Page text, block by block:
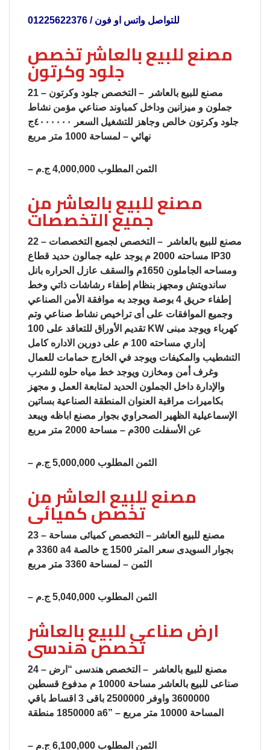
للتواصل واتس او فون / 01225622376
مصنع للبيع بالعاشر تخصص
جلود وكرتون
21 – مصنع للبيع بالعاشر – التخصص جلود وكرتون
جملون و ميزانين وداخل كمباوند صناعي مؤمن نشاط
جلود وكرتون خالص وجاهز للتشغيل السعر ٤٠٠٠٠٠٠ج
– الثمن المطلوب 4,000,000 ج.م
مصنع للبيع بالعاشر من
جميع التخصصات
22 – مصنع للبيع بالعاشر – التخصص لجميع التخصصات
مساحته 2000 م يوجد عليه جمالون حديد قطاع IP30
ومساحه الجاملون 1650م والسقف عازل الحراره بانل
ساندويتش ومجهز بنظام إطفاء رشاشات ذاتي وخط
إطفاء حريق 4 بوصة ويوجد به موافقة الأمن الصناعي
وجميع الموافقات على أى تراخيص نشاط صناعي وتم
تقديم الأوراق للتعاقد على 100 KW كهرباء ويوجد مبنى
إداري مساحته 100 م على دورين الاداره كامل
التشطيب والمكيفات ويوجد في الخارج حمامات للعمال
وغرف أمن ومخازن ويوجد خط مياه حلوه للشرب
والإدارة داخل الجملون الحديد لمتابعة العمل و مجهز
بكاميرات مراقبة العنوان المنطقة الصناعية بساتين
الإسماعيلية الظهير الصحراوي بجوار مصنع اباظه ويبعد
– الثمن المطلوب 5,000,000 ج.م
مصنع للبيع العاشر من
تخصص كميائى
23 – مصنع للبيع العاشر – التخصص كميائى مساحة
3360 م a4 بجوار السويدى سعر المتر 1500 ج خالصة
– الثمن المطلوب 5,040,000 ج.م
ارض صناعى للبيع بالعاشر
تخصص هندسى
24 – مصنع للبيع بالعاشر – التخصص هندسى “ارض
صناعى للبيع بالعاشر مساحة 10000 م مدفوع قسطين
3600000 واوفر 2500000 باقى 3 اقساط باقي
– الثمن المطلوب 6,100,000 ج.م